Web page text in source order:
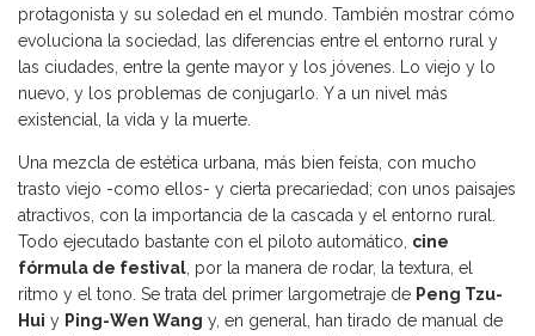
protagonista y su soledad en el mundo. También mostrar cómo
evoluciona la sociedad, las diferencias entre el entorno rural y
las ciudades, entre la gente mayor y los jóvenes. Lo viejo y lo
nuevo, y los problemas de conjugarlo. Y a un nivel más
existencial, la vida y la muerte.
Una mezcla de estética urbana, más bien feísta, con mucho
trasto viejo -como ellos- y cierta precariedad; con unos paisajes
atractivos, con la importancia de la cascada y el entorno rural.
Todo ejecutado bastante con el piloto automático, cine
fórmula de festival, por la manera de rodar, la textura, el
ritmo y el tono. Se trata del primer largometraje de Peng Tzu-
Hui y Ping-Wen Wang y, en general, han tirado de manual de